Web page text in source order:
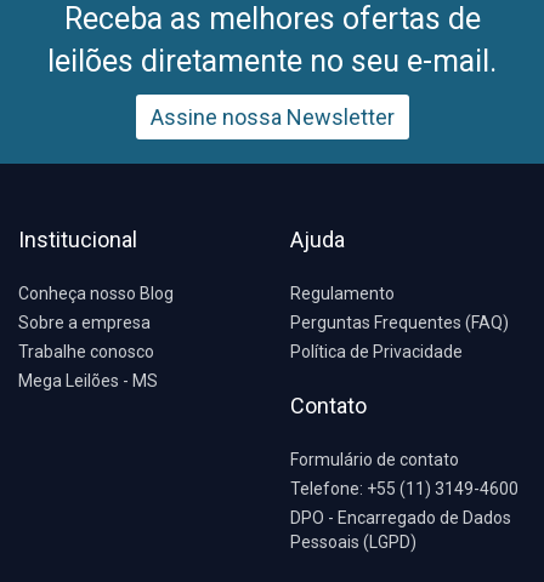
Receba as melhores ofertas de
leilões diretamente no seu e-mail.
Assine nossa Newsletter
Institucional
Conheça nosso Blog
Sobre a empresa
Trabalhe conosco
Mega Leilões - MS
Ajuda
Regulamento
Perguntas Frequentes (FAQ)
Política de Privacidade
Contato
Formulário de contato
Telefone: +55 (11) 3149-4600
DPO - Encarregado de Dados
Pessoais (LGPD)